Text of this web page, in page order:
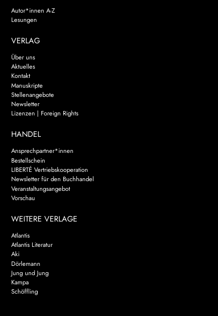
Autor*innen A-Z
Lesungen
VERLAG
Über uns
Aktuelles
Kontakt
Manuskripte
Stellenangebote
Newsletter
Lizenzen | Foreign Rights
HANDEL
Ansprechpartner*innen
Bestellschein
LIBERTÉ Vertriebskooperation
Newsletter für den Buchhandel
Veranstaltungsangebot
Vorschau
WEITERE VERLAGE
Atlantis
Atlantis Literatur
Aki
Dörlemann
Jung und Jung
Kampa
Schöffling